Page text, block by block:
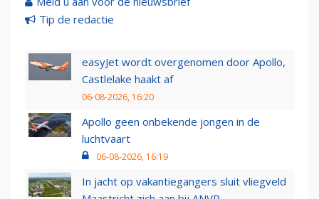
Tip de redactie
easyJet wordt overgenomen door Apollo,
Castlelake haakt af
06-08-2026, 16:20
Apollo geen onbekende jongen in de
luchtvaart
06-08-2026, 16:19
In jacht op vakantiegangers sluit vliegveld